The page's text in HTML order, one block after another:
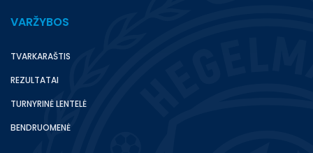
VARŽYBOS
TVARKARAŠTIS
REZULTATAI
TURNYRINĖ LENTELĖ
BENDRUOMENĖ